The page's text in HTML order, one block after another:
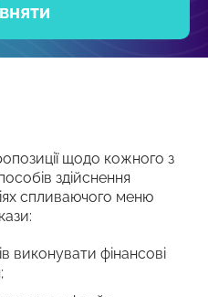
щодо кожного з
здійснення
спливаючого меню
виконувати фінансові